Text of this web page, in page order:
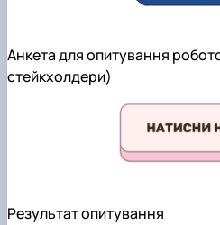
Анкета для опитування
стейкхолдери)
Результат опитування